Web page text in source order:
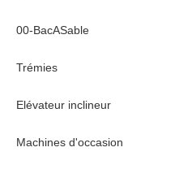
00-BacASable
Trémies
Elévateur inclineur
Machines d'occasion